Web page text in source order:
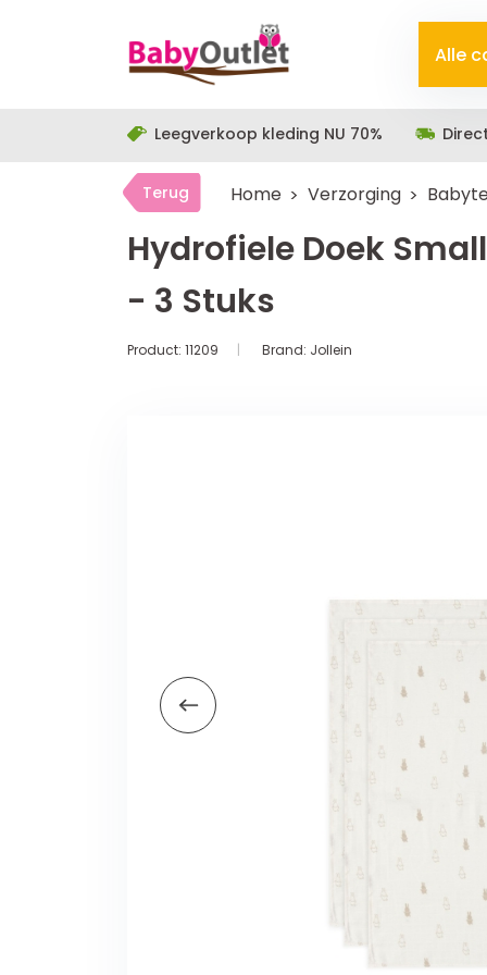
Alle
Leegverkoop kleding NU 70%
Terug Home Verzorging
Hydrofiele Doek
- 3 Stuks
Product: 11209 Brand: Jollein